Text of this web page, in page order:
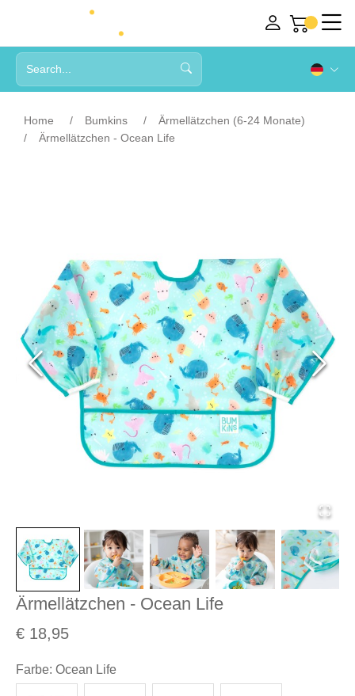
Home Bumkins
Ärmellätzchen (6-24 Monate)
Ärmellätzchen - Ocean Life
Ärmellätzchen - Ocean Life
€ 18,95
Farbe: Ocean Life